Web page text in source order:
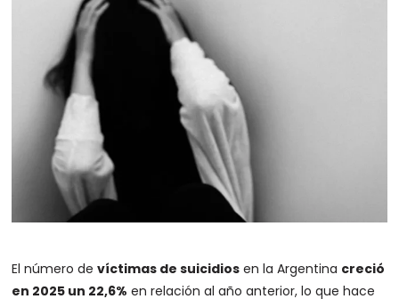
El número devíctimas de suicidios en la Argentina creció
en 2025 un 22,6% en relación al año anterior, lo que hace